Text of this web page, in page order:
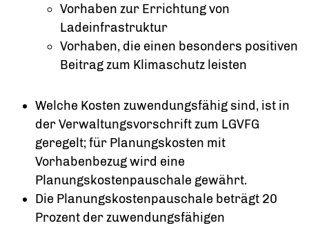
Vorhaben zur Errichtung von
Ladeinfrastruktur
Vorhaben, die einen besonders positiven
Beitrag zum Klimaschutz leisten
Welche Kosten zuwendungsfähig sind, ist in
der Verwaltungsvorschrift zum LGVFG
geregelt; für Planungskosten mit
Vorhabenbezug wird eine
Planungskostenpauschale gewährt.
Die Planungskostenpauschale beträgt 20
Prozent der zuwendungsfähigen